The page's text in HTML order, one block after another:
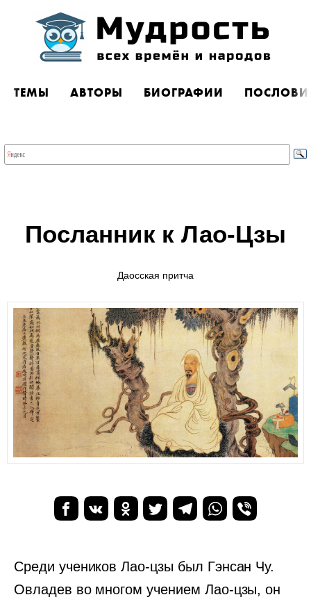
ТЕМЫ АВТОРЫ БИОГРАФИИ
Посланник к Лао-Цзы
Даосская притча
Среди учеников Лао-цзы был Гэнсан Чу.
Овладев во многом учением Лао-цзы, он